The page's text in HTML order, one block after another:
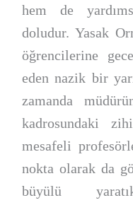
hem de
doludur. Yasak
öğrencilerine
eden nazik bir
zamanda
kadrosundaki
mesafeli
nokta olarak da
büyülü